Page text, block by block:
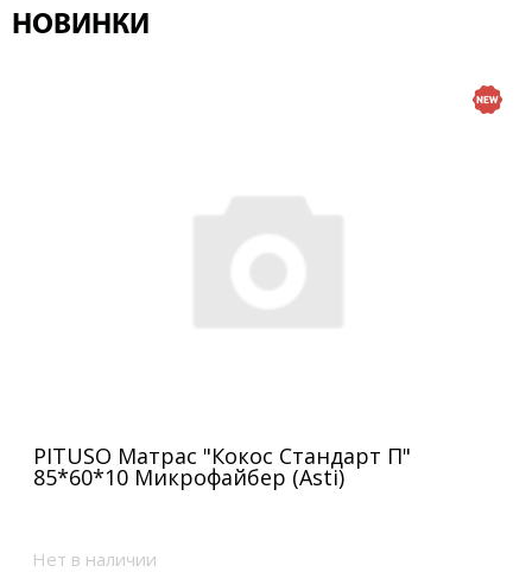
НОВИНКИ
PITUSO Матрас "Кокос Стандарт П"
85*60*10 Микрофайбер (Asti)
Нет в наличии